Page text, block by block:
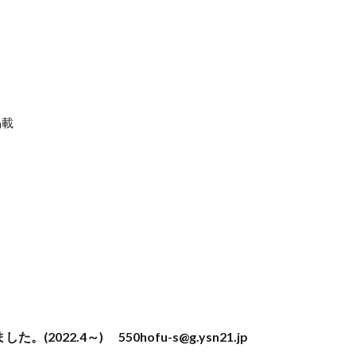
た。(2022.4～) 550hofu-s@g.ysn21.jp